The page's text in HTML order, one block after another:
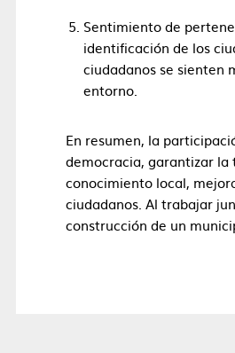
Sentimiento de
identificación de los
ciudadanos se sienten
entorno.
En resumen, la
democracia, garantizar la
conocimiento local,
ciudadanos. Al trabajar
construcción de un